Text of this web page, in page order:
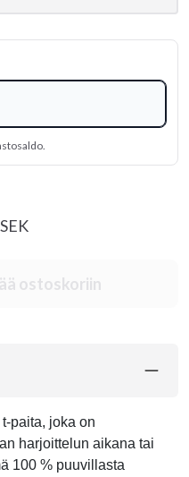
ostoskoriin
paita, joka on
harjoittelun aikana tai
100 % puuvillasta